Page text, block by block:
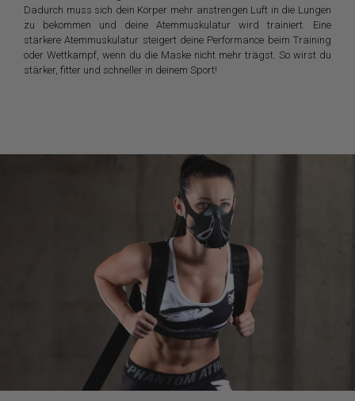
Dadurch muss sich dein Körper mehr anstrengen Luft in die Lungen
zu bekommen und deine Atemmuskulatur wird trainiert. Eine
stärkere Atemmuskulatur steigert deine Performance beim Training
oder Wettkampf, wenn du die Maske nicht mehr trägst. So wirst du
stärker, fitter und schneller in deinem Sport!